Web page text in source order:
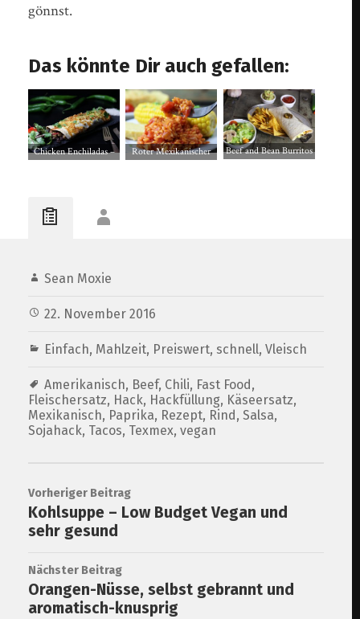
gönnst.
Das könnte Dir auch gefallen:
Chicken Enchiladas –
Roter Mexikanischer
Beef and Bean Burritos
Sean Moxie
22. November 2016
Einfach, Mahlzeit, Preiswert, schnell,Vleisch
Amerikanisch, Beef, Chili, Fast Food,
Fleischersatz, Hack, Hackfüllung, Käseersatz,
Mexikanisch, Paprika, Rezept, Rind,Salsa,
Sojahack, Tacos, Texmex,vegan
Vorheriger Beitrag
Kohlsuppe – Low Budget Vegan und
sehr gesund
Nächster Beitrag
Orangen-Nüsse, selbst gebrannt und
aromatisch-knusprig